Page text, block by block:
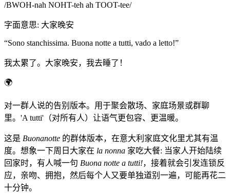
/BWOH-nah NOHT-teh ah TOOT-tee/
字面意思: 大家晚安
“Sono stanchissima. Buona notte a tutti, vado a letto!”
我太累了。大家晚安，我去睡了！
🌍
对一群人说的告别版本。用于聚会散场、家庭场景或群聊
里。'A tutti'（对所有人）让语气更包容、更温暖。
这是 Buonanotte 的群体版本，在意大利家庭文化里尤其有温
度。想象一下周日大家在 la nonna 家吃大餐: 当家人开始陆续
回家时，有人喊一句 Buona notte a tutti!，接着就会引发连锁反
应，亲吻、拥抱，然后每个人又要单独道别一遍，可能再花二
十分钟。